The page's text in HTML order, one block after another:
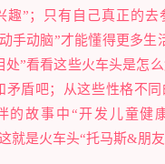
趣”；只有自己真正的去
手动脑”才能懂得更多生
处”看看这些火车头是怎
矛盾吧；从这些性格不同
的故事中“开发儿童健
就是火车头“托马斯&朋友